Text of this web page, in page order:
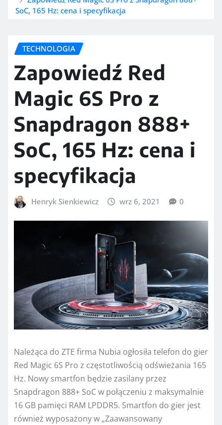
SoC, 165 Hz: cena i specyfikacja
TECHNOLOGIA
Zapowiedź Red
Magic 6S Pro z
Snapdragon 888+
SoC, 165 Hz: cena i
specyfikacja
Henryk Sienkiewicz wrz 6, 2021 0
Należąca do ZTE firma Nubia ogłosiła telefon do gier
Red Magic 6S Pro z częstotliwością odświeżania 165
Hz. Nowy smartfon będzie zasilany przez
Snapdragon 888+ SoC w połączeniu z maksymalnie
16 GB pamięci RAM LPDDR5. Smartfon do gier jest
również wyposażony w „Zaawansowany